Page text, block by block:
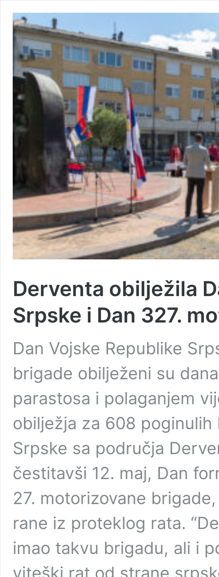
Derventa obilježila
Srpske i Dan 327.
Dan Vojske Republike
brigade obilježeni su
parastosa i polaganjem
obilježja za 608 poginulih
Srpske sa područja
čestitavši 12. maj, Dan
27. motorizovane
rane iz proteklog rata.
imao takvu brigadu, ali i
viteški rat od strane